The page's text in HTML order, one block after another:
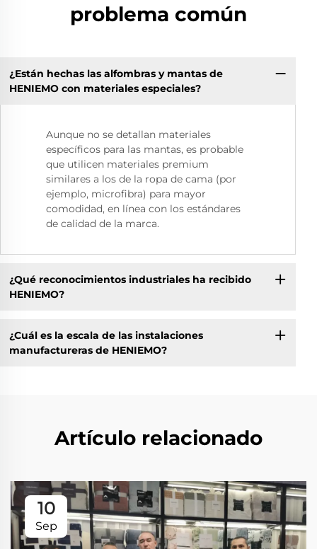
problema común
¿Están hechas las alfombras y mantas de
HENIEMO con materiales especiales?
Aunque no se detallan materiales
específicos para las mantas, es probable
que utilicen materiales premium
similares a los de la ropa de cama (por
ejemplo, microfibra) para mayor
comodidad, en línea con los estándares
de calidad de la marca.
¿Qué reconocimientos industriales ha recibido
HENIEMO?
¿Cuál es la escala de las instalaciones
manufactureras de HENIEMO?
Artículo relacionado
10
Sep